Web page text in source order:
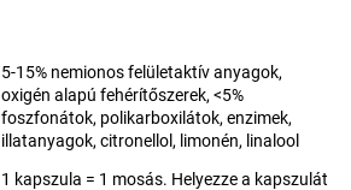
5-15% nemionos felületaktív anyagok,
oxigén alapú fehérítőszerek, <5%
foszfonátok, polikarboxilátok, enzimek,
illatanyagok, citronellol, limonén, linalool
1 kapszula = 1 mosás. Helyezze a kapszulát